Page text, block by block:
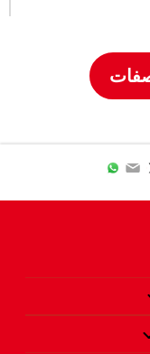
Email
WhatsApp